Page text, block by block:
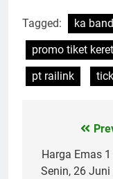
Tagged: ka
promo tiket
pt railink
Navigasi
pos
Harga Emas
Senin, 26 Juni